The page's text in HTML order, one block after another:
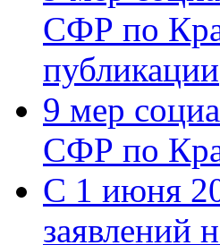
СФР по
публикации
9 мер
СФР по
С 1 июня
заявлений